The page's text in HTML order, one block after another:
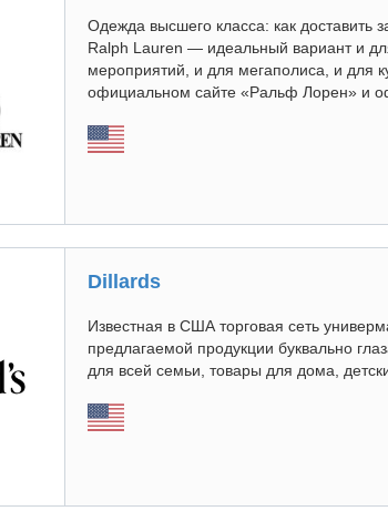
Одежда высшего класса: как доставить
Ralph Lauren — идеальный вариант и
мероприятий, и для мегаполиса, и для
официальном сайте «Ральф Лорен» и
Dillards
Известная в США торговая сеть
предлагаемой продукции буквально
для всей семьи, товары для дома,